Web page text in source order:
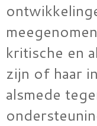
kritische en
zijn of haar
alsmede